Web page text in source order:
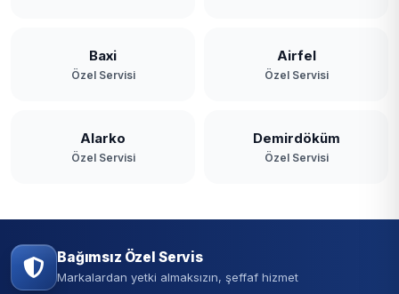
Baxi
Özel Servisi
Airfel
Özel Servisi
Alarko
Özel Servisi
Demirdöküm
Özel Servisi
Bağımsız Özel Servis
Markalardan yetki almaksızın, şeffaf hizmet